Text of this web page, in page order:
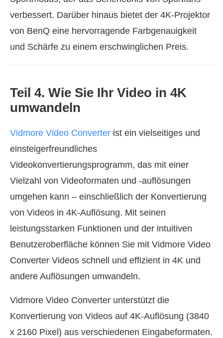
verbessert. Darüber hinaus bietet der 4K‑Projektor
von BenQ eine hervorragende Farbgenauigkeit
und Schärfe zu einem erschwinglichen Preis.
Teil 4. Wie Sie Ihr Video in 4K
umwandeln
Vidmore Video Converter ist ein vielseitiges und
einsteigerfreundliches
Videokonvertierungsprogramm, das mit einer
Vielzahl von Videoformaten und -auflösungen
umgehen kann – einschließlich der Konvertierung
von Videos in 4K‑Auflösung. Mit seinen
leistungsstarken Funktionen und der intuitiven
Benutzeroberfläche können Sie mit Vidmore Video
Converter Videos schnell und effizient in 4K und
andere Auflösungen umwandeln.
Vidmore Video Converter unterstützt die
Konvertierung von Videos auf 4K‑Auflösung (3840
x 2160 Pixel) aus verschiedenen Eingabeformaten.